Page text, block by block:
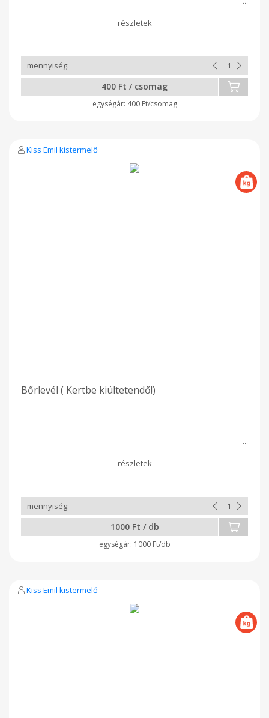
400 Ft / csomag
400 Ft/csomag
Kiss Emil kistermelő
Bőrlevél ( Kertbe kiültetendő!)
1000 Ft / db
1000 Ft/db
Kiss Emil kistermelő